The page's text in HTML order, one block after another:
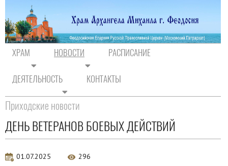
ХРАМ НОВОСТИ РАСПИСАНИЕ
ДЕЯТЕЛЬНОСТЬ КОНТАКТЫ
Приходские новости
ДЕНЬ ВЕТЕРАНОВ БОЕВЫХ ДЕЙСТВИЙ
01.07.2025 296